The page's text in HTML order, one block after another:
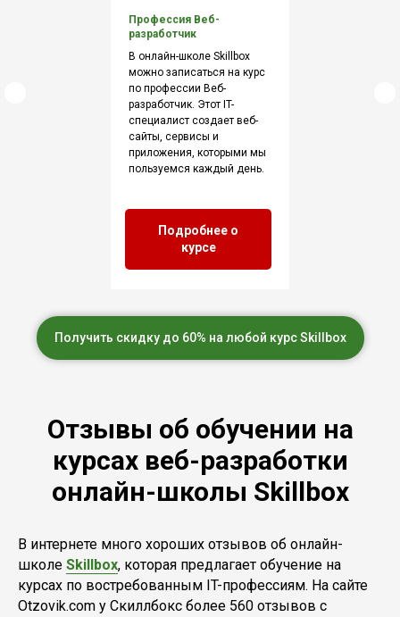
Профессия Веб-
разработчик
В онлайн-школе Skillbox
можно записаться на курс
по профессии Веб-
разработчик. Этот IT-
специалист создает веб-
сайты, сервисы и
приложения, которыми мы
пользуемся каждый день.
Подробнее о
курсе
Получить скидку до 60% на любой курс Skillbox
Отзывы об обучении на
курсах веб-разработки
онлайн-школы Skillbox
В интернете много хороших отзывов об онлайн-
школе Skillbox, которая предлагает обучение на
курсах по востребованным IT-профессиям. На сайте
Otzovik.com у Скиллбокс более 560 отзывов с